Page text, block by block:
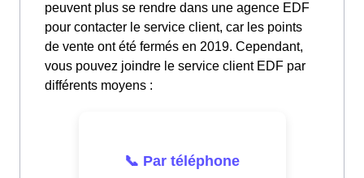
peuvent plus se rendre dans une agence EDF
pour contacter le service client, car les points
de vente ont été fermés en 2019. Cependant,
vous pouvez joindre le service client EDF par
différents moyens :
📞 Par téléphone